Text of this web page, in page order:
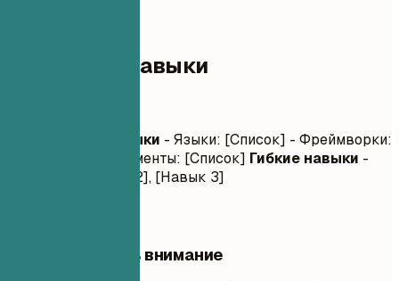
Ключевые навыки
Технические навыки - Языки: [Список] - Фреймворки:
[Список] - Инструменты: [Список] Гибкие навыки -
[Навык 1], [Навык 2], [Навык 3]
На что обратить внимание